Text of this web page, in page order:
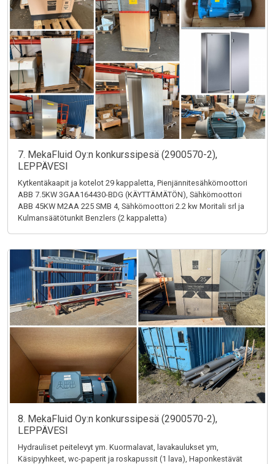
7. MekaFluid Oy:n konkurssipesä (2900570-2),
LEPPÄVESI
Kytkentäkaapit ja kotelot 29 kappaletta, Pienjännitesähkömoottori
ABB 7.5KW 3GAA164430-BDG (KÄYTTÄMÄTÖN), Sähkömoottori
ABB 45KW M2AA 225 SMB 4, Sähkömoottori 2.2 kw Moritali srl ja
Kulmansäätötunkit Benzlers (2 kappaletta)
8. MekaFluid Oy:n konkurssipesä (2900570-2),
LEPPÄVESI
Hydrauliset peitelevyt ym. Kuormalavat, lavakaulukset ym,
Käsipyyhkeet, wc-paperit ja roskapussit (1 lava), Haponkestävät